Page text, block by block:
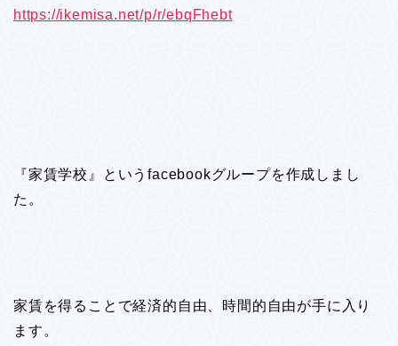
https://ikemisa.net/p/r/ebqFhebt
『家賃学校』というfacebookグループを作成しまし
た。
家賃を得ることで経済的自由、時間的自由が手に入り
ます。